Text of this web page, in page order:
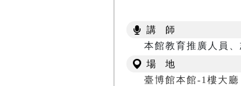
講 師
本館教育推廣人員
場 地
臺博館本館-1樓大廳